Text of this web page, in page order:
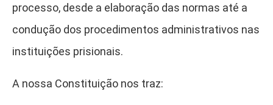
processo, desde a elaboração das normas até a
condução dos procedimentos administrativos nas
instituições prisionais.
A nossa Constituição nos traz: